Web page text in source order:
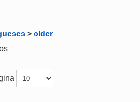
> older